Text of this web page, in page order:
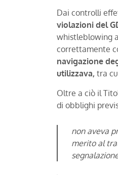
Dai controlli
violazioni del
whistleblowing
correttamente
navigazione
utilizzava, tra
Oltre a ciò il
di obblighi
non aveva
merito al